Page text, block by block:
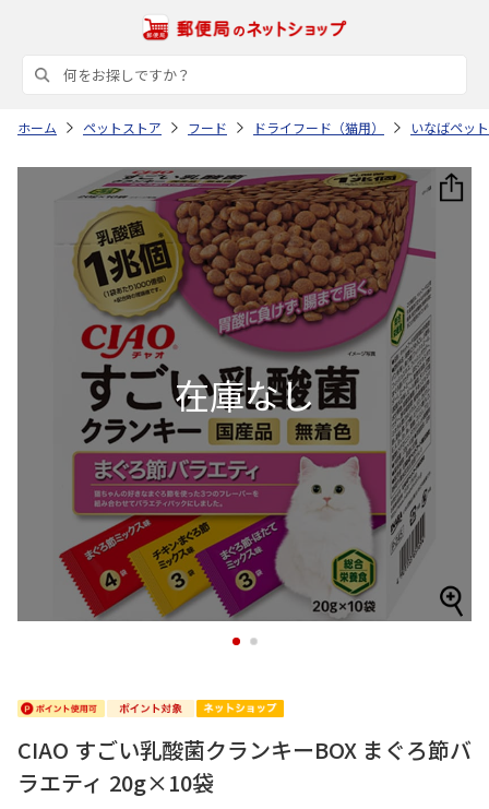
ホーム ペットストア フード ドライフード（猫用） いなばペッ
1 2
CIAO すごい乳酸菌クランキーBOX まぐろ節バ
ラエティ 20g×10袋